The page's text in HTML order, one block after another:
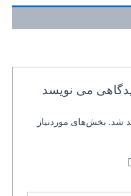
می نویسد
شد. بخش‌های موردنیاز